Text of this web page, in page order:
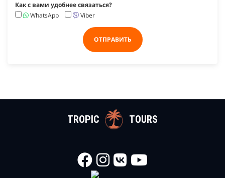
Как с вами удобнее связаться?
WhatsApp
Viber
ОТПРАВИТЬ
TROPIC TOURS